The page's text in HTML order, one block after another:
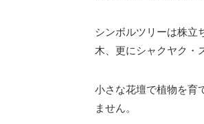
シンボルツリーは株立
木、更にシャクヤク・
小さな花壇で植物を育
ません。